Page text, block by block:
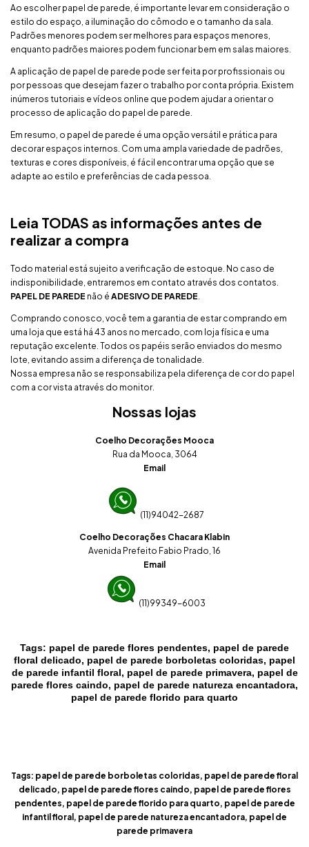
Ao escolher papel de parede, é importante levar em consideração o
estilo do espaço, a iluminação do cômodo e o tamanho da sala.
Padrões menores podem ser melhores para espaços menores,
enquanto padrões maiores podem funcionar bem em salas maiores.
A aplicação de papel de parede pode ser feita por profissionais ou
por pessoas que desejam fazer o trabalho por conta própria. Existem
inúmeros tutoriais e vídeos online que podem ajudar a orientar o
processo de aplicação do papel de parede.
Em resumo, o papel de parede é uma opção versátil e prática para
decorar espaços internos. Com uma ampla variedade de padrões,
texturas e cores disponíveis, é fácil encontrar uma opção que se
adapte ao estilo e preferências de cada pessoa.
Leia TODAS as informações antes de
realizar a compra
Todo material está sujeito a verificação de estoque. No caso de
indisponibilidade, entraremos em contato através dos contatos.
PAPEL DE PAREDE não é ADESIVO DE PAREDE
Comprando conosco, você tem a garantia de estar comprando em
uma loja que está há 43 anos no mercado, com loja física e uma
reputação excelente. Todos os papéis serão enviados do mesmo
lote, evitando assim a diferença de tonalidade.
Nossa empresa não se responsabiliza pela diferença de cor do papel
com a cor vista através do monitor.
Nossas lojas
Coelho Decorações Mooca
Rua da Mooca, 3064
Email
(11)94042-2687
Coelho Decorações Chacara Klabin
Avenida Prefeito Fabio Prado, 16
Email
(11)99349-6003
Tags: papel de parede flores pendentes, papel de parede
floral delicado, papel de parede borboletas coloridas, papel
de parede infantil floral, papel de parede primavera, papel de
parede flores caindo, papel de parede natureza encantadora,
papel de parede florido para quarto
Tags: papel de parede borboletas coloridas, papel de parede floral
delicado, papel de parede flores caindo, papel de parede flores
pendentes, papel de parede florido para quarto, papel de parede
infantil floral, papel de parede natureza encantadora, papel de
parede primavera